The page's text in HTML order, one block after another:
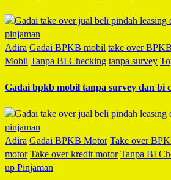
Adira Gadai BPKB mobil take over
Mobil Tanpa BI Checking tanpa survey
Gadai bpkb mobil tanpa survey dan bi
Adira Gadai BPKB Motor Take over
motor Take over kredit motor Tanpa BI
up Pinjaman